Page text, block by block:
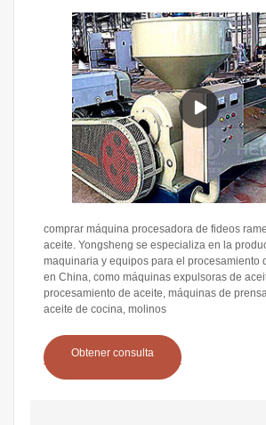
comprar máquina procesadora de fideos
aceite. Yongsheng se especializa en la
maquinaria y equipos para el procesamiento
en China, como máquinas expulsoras de
procesamiento de aceite, máquinas de
aceite de cocina, molinos
Obtener consulta